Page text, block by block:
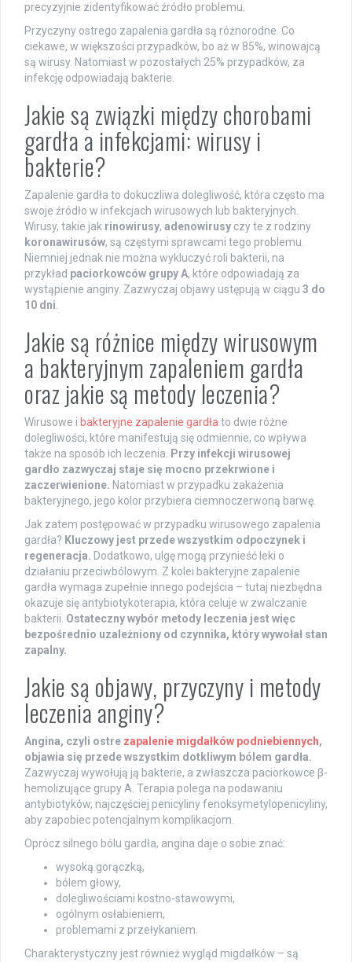
precyzyjnie zidentyfikować źródło problemu.
Przyczyny ostrego zapalenia gardła są różnorodne. Co
ciekawe, w większości przypadków, bo aż w 85%, winowajcą
są wirusy. Natomiast w pozostałych 25% przypadków, za
infekcję odpowiadają bakterie.
Jakie są związki między chorobami
gardła a infekcjami: wirusy i
bakterie?
Zapalenie gardła to dokuczliwa dolegliwość, która często ma
swoje źródło w infekcjach wirusowych lub bakteryjnych.
Wirusy, takie jak rinowirusy, adenowirusy czy te z rodziny
koronawirusów, są częstymi sprawcami tego problemu.
Niemniej jednak nie można wykluczyć roli bakterii, na
przykład paciorkowców grupy A, które odpowiadają za
wystąpienie anginy. Zazwyczaj objawy ustępują w ciągu 3 do
10 dni.
Jakie są różnice między wirusowym
a bakteryjnym zapaleniem gardła
oraz jakie są metody leczenia?
Wirusowe i bakteryjne zapalenie gardłato dwie różne
dolegliwości, które manifestują się odmiennie, co wpływa
także na sposób ich leczenia. Przy infekcji wirusowej
gardło zazwyczaj staje się mocno przekrwione i
zaczerwienione. Natomiast w przypadku zakażenia
bakteryjnego, jego kolor przybiera ciemnoczerwoną barwę.
Jak zatem postępować w przypadku wirusowego zapalenia
gardła? Kluczowy jest przede wszystkim odpoczynek i
regeneracja. Dodatkowo, ulgę mogą przynieść leki o
działaniu przeciwbólowym. Z kolei bakteryjne zapalenie
gardła wymaga zupełnie innego podejścia – tutaj niezbędna
okazuje się antybiotykoterapia, która celuje w zwalczanie
bakterii. Ostateczny wybór metody leczenia jest więc
bezpośrednio uzależniony od czynnika, który wywołał stan
zapalny.
Jakie są objawy, przyczyny i metody
leczenia anginy?
Angina, czyli ostre zapalenie migdałków podniebiennych,
objawia się przede wszystkim dotkliwym bólem gardła.
Zazwyczaj wywołują ją bakterie, a zwłaszcza paciorkowce β-
hemolizujące grupy A. Terapia polega na podawaniu
antybiotyków, najczęściej penicyliny fenoksymetylopenicyliny,
aby zapobiec potencjalnym komplikacjom.
Oprócz silnego bólu gardła, angina daje o sobie znać:
wysoką gorączką,
bólem głowy,
dolegliwościami kostno-stawowymi,
ogólnym osłabieniem,
problemami z przełykaniem.
Charakterystyczny jest również wygląd migdałków – są